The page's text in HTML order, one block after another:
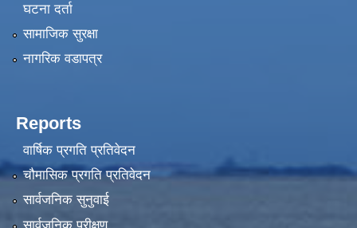
घटना दर्ता
सामाजिक सुरक्षा
नागरिक वडापत्र
Reports
वार्षिक प्रगति प्रतिवेदन
चौमासिक प्रगति प्रतिवेदन
सार्वजनिक सुनुवाई